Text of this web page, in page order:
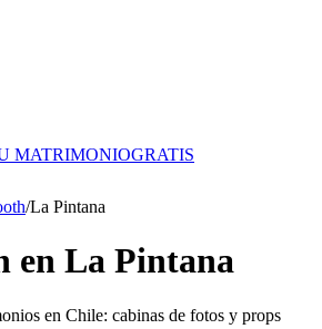
MATRIMONIOGRATIS
/La Pintana
en La Pintana
en Chile: cabinas de fotos y props